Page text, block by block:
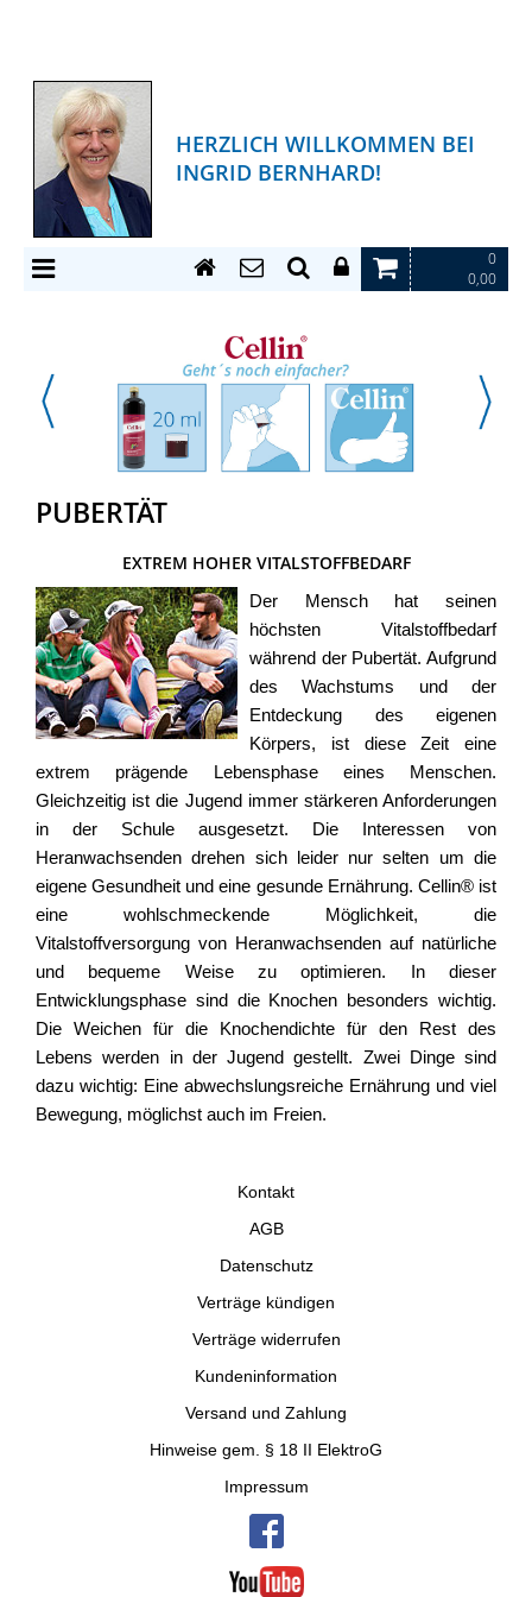
HERZLICH WILLKOMMEN BEI
INGRID BERNHARD!
0
0,00
PUBERTÄT
EXTREM HOHER VITALSTOFFBEDARF
Der Mensch hat seinen
höchsten Vitalstoffbedarf
während der Pubertät. Aufgrund
des Wachstums und der
Entdeckung des eigenen
Körpers, ist diese Zeit eine
extrem prägende Lebensphase eines Menschen.
Gleichzeitig ist die Jugend immer stärkeren Anforderungen
in der Schule ausgesetzt. Die Interessen von
Heranwachsenden drehen sich leider nur selten um die
eigene Gesundheit und eine gesunde Ernährung. Cellin® ist
eine wohlschmeckende Möglichkeit, die
Vitalstoffversorgung von Heranwachsenden auf natürliche
und bequeme Weise zu optimieren. In dieser
Entwicklungsphase sind die Knochen besonders wichtig.
Die Weichen für die Knochendichte für den Rest des
Lebens werden in der Jugend gestellt. Zwei Dinge sind
dazu wichtig: Eine abwechslungsreiche Ernährung und viel
Bewegung, möglichst auch im Freien.
Kontakt
AGB
Datenschutz
Verträge kündigen
Verträge widerrufen
Kundeninformation
Versand und Zahlung
Hinweise gem. § 18 II ElektroG
Impressum